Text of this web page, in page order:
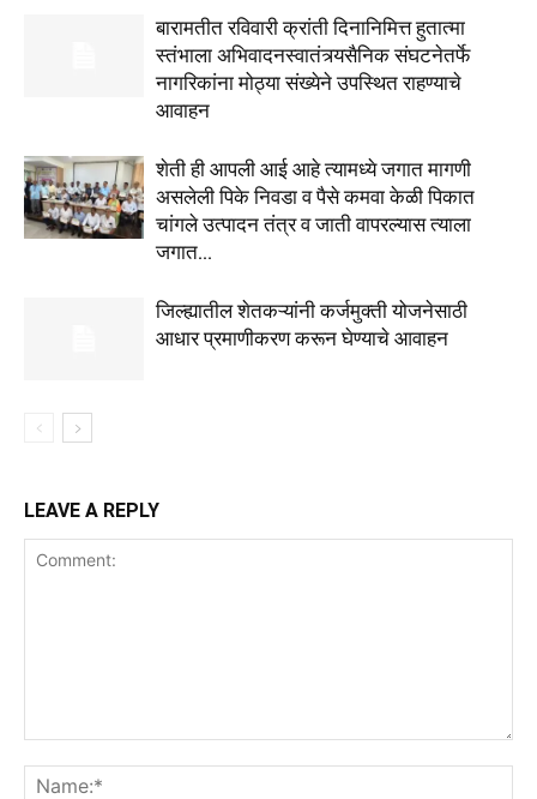
बारामतीत रविवारी क्रांती दिनानिमित्त हुतात्मा
स्तंभाला अभिवादनस्वातंत्र्यसैनिक संघटनेतर्फे
नागरिकांना मोठ्या संख्येने उपस्थित राहण्याचे
आवाहन
शेती ही आपली आई आहे त्यामध्ये जगात मागणी
असलेली पिके निवडा व पैसे कमवा केळी पिकात
चांगले उत्पादन तंत्र व जाती वापरल्यास त्याला
जगात...
जिल्ह्यातील शेतकऱ्यांनी कर्जमुक्ती योजनेसाठी
आधार प्रमाणीकरण करून घेण्याचे आवाहन
LEAVE A REPLY